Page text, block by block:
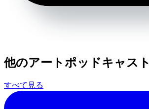
他のアートポッドキャスト
すべて見る